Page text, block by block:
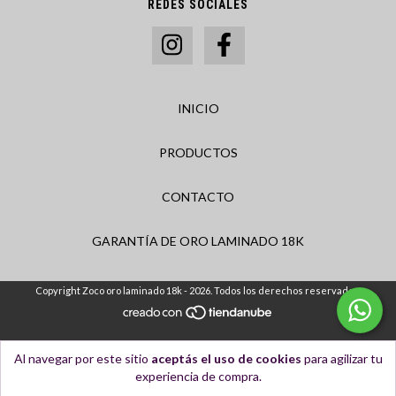
Al navegar por este sitio aceptás el uso de cookies para agilizar tu
experiencia de compra.
REDES SOCIALES
INICIO
PRODUCTOS
CONTACTO
GARANTÍA DE ORO LAMINADO 18K
Copyright Zoco oro laminado 18k - 2026. Todos los derechos reservados.